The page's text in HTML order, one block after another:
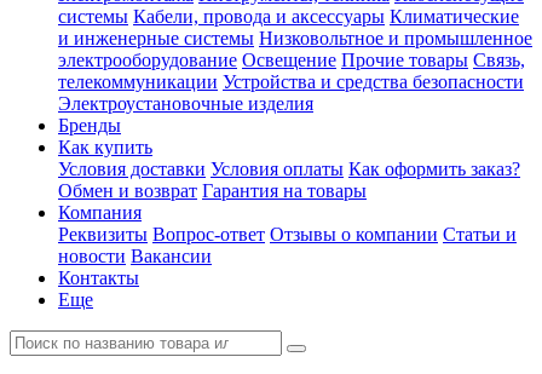
системы Кабели, провода и аксессуары Климатические
и инженерные системы Низковольтное и промышленное
электрооборудование Освещение Прочие товары Связь,
телекоммуникации Устройства и средства безопасности
Электроустановочные изделия
Бренды
Как купить
Условия доставки Условия оплаты Как оформить заказ?
Обмен и возврат Гарантия на товары
Компания
Реквизиты Вопрос-ответ Отзывы о компании Статьи и
новости Вакансии
Контакты
Еще